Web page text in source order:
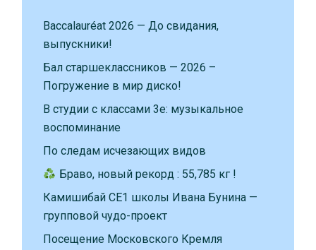
Baccalauréat 2026 — До свидания,
выпускники!
Бал старшеклассников — 2026 –
Погружение в мир диско!
В студии с классами 3е: музыкальное
воспоминание
По следам исчезающих видов
Браво, новый рекорд : 55,785 кг !
Камишибай CE1 школы Ивана Бунина —
групповой чудо-проект
Посещение Московского Кремля